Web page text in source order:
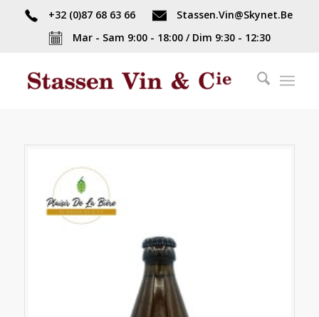
+32 (0)87 68 63 66
Stassen.Vin@Skynet.Be
Mar - Sam 9:00 - 18:00 / Dim 9:30 - 12:30